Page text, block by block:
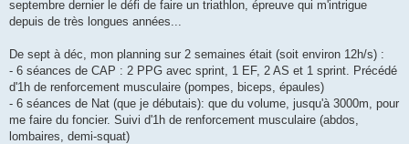
septembre dernier le défi de faire un triathlon, épreuve qui m'intrigue
depuis de très longues années...
De sept à déc, mon planning sur 2 semaines était (soit environ 12h/s) :
- 6 séances de CAP : 2 PPG avec sprint, 1 EF, 2 AS et 1 sprint. Précédé
d'1h de renforcement musculaire (pompes, biceps, épaules)
- 6 séances de Nat (que je débutais): que du volume, jusqu'à 3000m, pour
me faire du foncier. Suivi d'1h de renforcement musculaire (abdos,
lombaires, demi-squat)